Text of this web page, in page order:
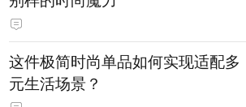
这件极简时尚单品如何实现适配多
元生活场景？